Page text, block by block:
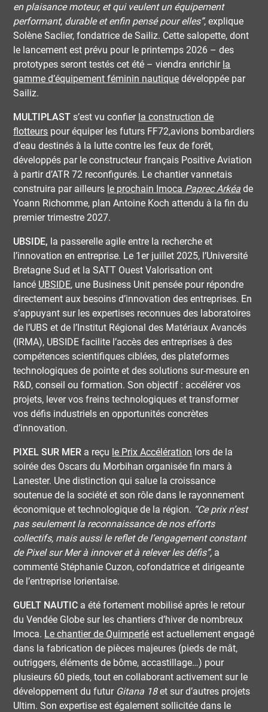
en plaisance moteur, et qui veulent un équipement
performant, durable et enfin pensé pour elles”, explique
Solène Saclier, fondatrice de Sailiz. Cette salopette, dont
le lancement est prévu pour le printemps 2026 – des
prototypes seront testés cet été – viendra enrichir la
gamme d’équipement féminin nautique développée par
Sailiz.
MULTIPLASTs’est vu confier la construction de
flotteurs pour équiper les futurs FF72,avions bombardiers
d’eau destinés à la lutte contre les feux de forêt,
développés par le constructeur français Positive Aviation
à partir d’ATR 72 reconfigurés. Le chantier vannetais
construira par ailleurs le prochain Imoca Paprec Arkéa de
Yoann Richomme, plan Antoine Koch attendu à la fin du
premier trimestre 2027.
UBSIDE, la passerelle agile entre la recherche et
l’innovation en entreprise. Le 1er juillet 2025, l’Université
Bretagne Sud et la SATT Ouest Valorisation ont
lancé UBSIDE, une Business Unit pensée pour répondre
directement aux besoins d’innovation des entreprises. En
s’appuyant sur les expertises reconnues des laboratoires
de l’UBS et de l’Institut Régional des Matériaux Avancés
(IRMA), UBSIDE facilite l’accès des entreprises à des
compétences scientifiques ciblées, des plateformes
technologiques de pointe et des solutions sur-mesure en
R&D, conseil ou formation. Son objectif : accélérer vos
projets, lever vos freins technologiques et transformer
vos défis industriels en opportunités concrètes
d’innovation.
PIXEL SUR MER a reçu le Prix Accélération lors de la
soirée des Oscars du Morbihan organisée fin mars à
Lanester. Une distinction qui salue la croissance
soutenue de la société et son rôle dans le rayonnement
économique et technologique de la région. “Ce prix n’est
pas seulement la reconnaissance de nos efforts
collectifs, mais aussi le reflet de l’engagement constant
de Pixel sur Mer à innover et à relever les défis”, a
commenté Stéphanie Cuzon, cofondatrice et dirigeante
de l’entreprise lorientaise.
GUELT NAUTIC a été fortement mobilisé après le retour
du Vendée Globe sur les chantiers d’hiver de nombreux
Imoca. Le chantier de Quimperlé est actuellement engagé
dans la fabrication de pièces majeures (pieds de mât,
outriggers, éléments de bôme, accastillage…) pour
plusieurs 60 pieds, tout en collaborant activement sur le
développement du futur Gitana 18et sur d’autres projets
Ultim. Son expertise est également sollicitée dans le